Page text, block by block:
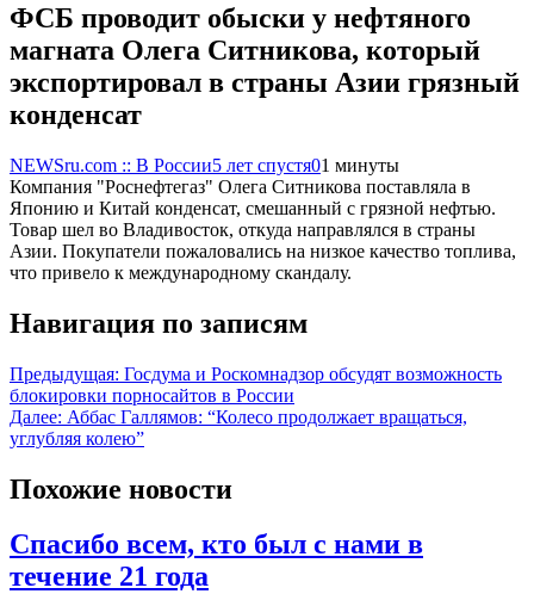
ФСБ проводит обыски у нефтяного
магната Олега Ситникова, который
экспортировал в страны Азии грязный
конденсат
NEWSru.com :: В России5 лет спустя01 минуты
Компания "Роснефтегаз" Олега Ситникова поставляла в
Японию и Китай конденсат, смешанный с грязной нефтью.
Товар шел во Владивосток, откуда направлялся в страны
Азии. Покупатели пожаловались на низкое качество топлива,
что привело к международному скандалу.
Навигация по записям
Предыдущая: Госдума и Роскомнадзор обсудят возможность
блокировки порносайтов в России
Далее: Аббас Галлямов: “Колесо продолжает вращаться,
углубляя колею”
Похожие новости
Спасибо всем, кто был с нами в
течение 21 года